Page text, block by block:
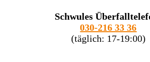
Schwules
030-216 33 36
(täglich: 17-19:00)